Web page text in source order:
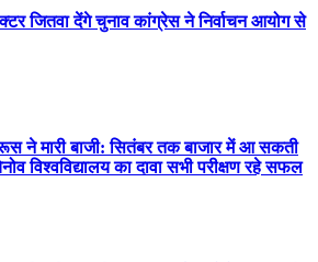
जितवा देंगे चुनाव कांग्रेस ने निर्वाचन आयोग से
ने मारी बाजी: सितंबर तक बाजार में आ सकती
विश्वविद्यालय का दावा सभी परीक्षण रहे सफल